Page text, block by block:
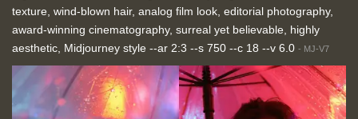
texture, wind-blown hair, analog film look, editorial photography,
award-winning cinematography, surreal yet believable, highly
aesthetic, Midjourney style --ar 2:3 --s 750 --c 18 --v 6.0 - MJ-V7